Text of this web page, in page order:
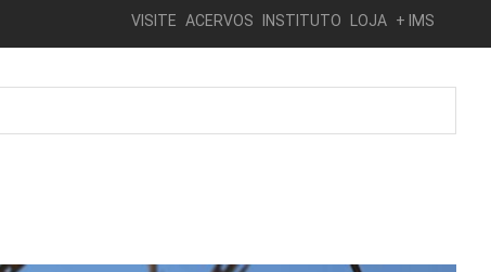
VISITE ACERVOS INSTITUTO LOJA + IMS